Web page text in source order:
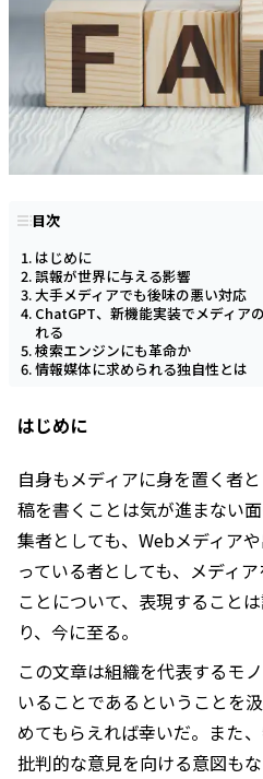
目次
はじめに
誤報が世界に与える影響
大手メディアでも後味の悪い対応
ChatGPT、新機能実装でメディア
れる
検索エンジンにも革命か
情報媒体に求められる独自性とは
はじめに
自身もメディアに身を置く者
稿を書くことは気が進まない
集者としても、Webメディア
っている者としても、メディ
ことについて、表現すること
り、今に至る。
この文章は組織を代表するモ
いることであるということを
めてもらえれば幸いだ。また
批判的な意見を向ける意図も